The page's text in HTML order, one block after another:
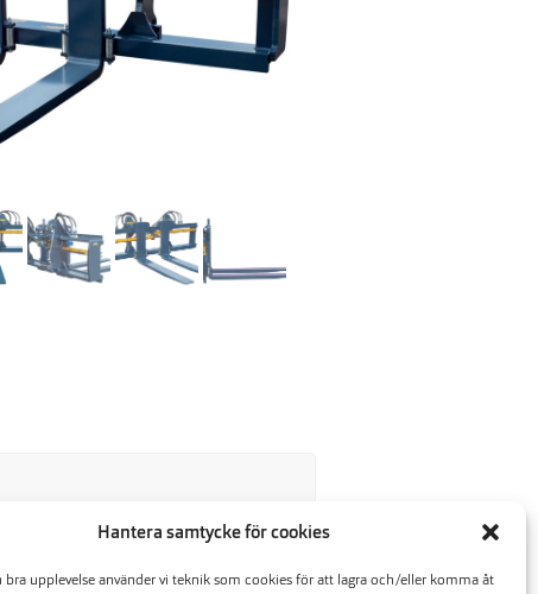
Hantera samtycke för cookies
bra upplevelse använder vi teknik som cookies för att lagra och/eller komma åt
565*